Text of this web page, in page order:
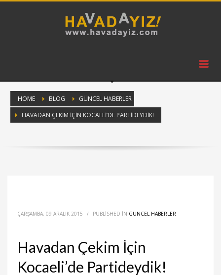
HOME BLOG
GÜNCEL HABERLER
HAVADAN ÇEKIM İÇIN KOCAELI’DE PARTIDEYDIK!
ÇARŞAMBA, 09 ARALIK 2015 / PUBLISHED IN GÜNCEL HABERLER
Havadan Çekim İçin
Kocaeli’de Partideydik!